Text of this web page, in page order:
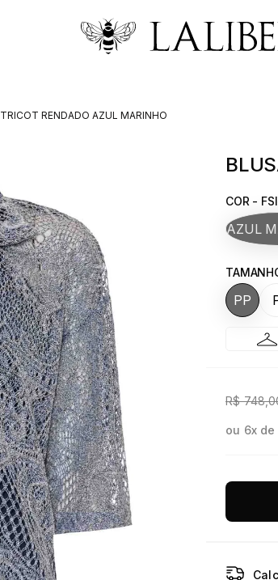
O que você está procurando hoje?
4º
5º jeans
6º rosa
7º linho
8º blusa
9º blazer
10º jacquard
RENDADO AZUL MARINHO
COR -
AZUL
PP
R$
ou 6x de